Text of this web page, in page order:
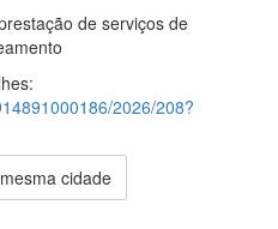
de serviços de
2026/208?
cidade